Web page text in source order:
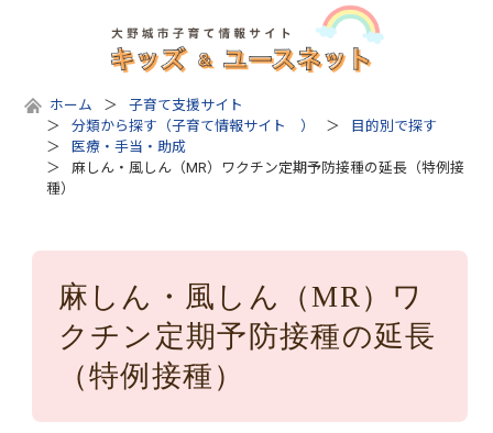
ホーム
子育て支援サイト
分類から探す（子育て情報サイト ）
目的別で探す
医療・手当・助成
麻しん・風しん（MR）ワクチン定期予防接種の延長（特例接
種）
麻しん・風しん（MR）ワ
クチン定期予防接種の延長
（特例接種）